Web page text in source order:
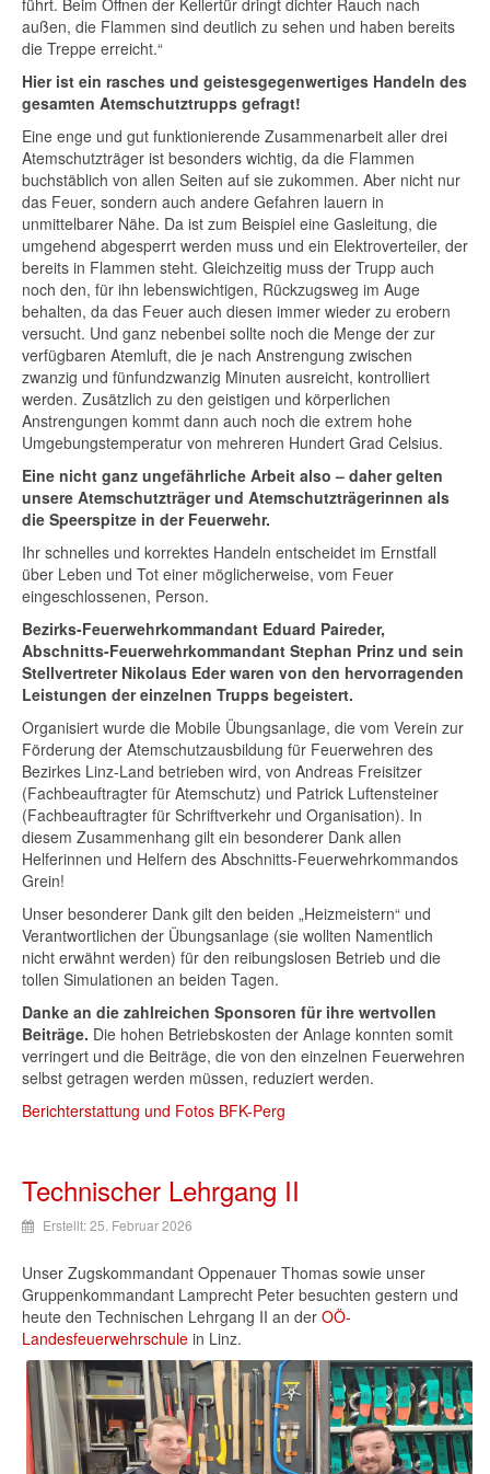
führt. Beim Öffnen der Kellertür dringt dichter Rauch nach
außen, die Flammen sind deutlich zu sehen und haben bereits
die Treppe erreicht.“
Hier ist ein rasches und geistesgegenwertiges Handeln des
gesamten Atemschutztrupps gefragt!
Eine enge und gut funktionierende Zusammenarbeit aller drei
Atemschutzträger ist besonders wichtig, da die Flammen
buchstäblich von allen Seiten auf sie zukommen. Aber nicht nur
das Feuer, sondern auch andere Gefahren lauern in
unmittelbarer Nähe. Da ist zum Beispiel eine Gasleitung, die
umgehend abgesperrt werden muss und ein Elektroverteiler, der
bereits in Flammen steht. Gleichzeitig muss der Trupp auch
noch den, für ihn lebenswichtigen, Rückzugsweg im Auge
behalten, da das Feuer auch diesen immer wieder zu erobern
versucht. Und ganz nebenbei sollte noch die Menge der zur
verfügbaren Atemluft, die je nach Anstrengung zwischen
zwanzig und fünfundzwanzig Minuten ausreicht, kontrolliert
werden. Zusätzlich zu den geistigen und körperlichen
Anstrengungen kommt dann auch noch die extrem hohe
Umgebungstemperatur von mehreren Hundert Grad Celsius.
Eine nicht ganz ungefährliche Arbeit also – daher gelten
unsere Atemschutzträger und Atemschutzträgerinnen als
die Speerspitze in der Feuerwehr.
Ihr schnelles und korrektes Handeln entscheidet im Ernstfall
über Leben und Tot einer möglicherweise, vom Feuer
eingeschlossenen, Person.
Bezirks-Feuerwehrkommandant Eduard Paireder,
Abschnitts-Feuerwehrkommandant Stephan Prinz und sein
Stellvertreter Nikolaus Eder waren von den hervorragenden
Leistungen der einzelnen Trupps begeistert.
Organisiert wurde die Mobile Übungsanlage, die vom Verein zur
Förderung der Atemschutzausbildung für Feuerwehren des
Bezirkes Linz-Land betrieben wird, von Andreas Freisitzer
(Fachbeauftragter für Atemschutz) und Patrick Luftensteiner
(Fachbeauftragter für Schriftverkehr und Organisation). In
diesem Zusammenhang gilt ein besonderer Dank allen
Helferinnen und Helfern des Abschnitts-Feuerwehrkommandos
Grein!
Unser besonderer Dank gilt den beiden „Heizmeistern“ und
Verantwortlichen der Übungsanlage (sie wollten Namentlich
nicht erwähnt werden) für den reibungslosen Betrieb und die
tollen Simulationen an beiden Tagen.
Danke an die zahlreichen Sponsoren für ihre wertvollen
Beiträge. Die hohen Betriebskosten der Anlage konnten somit
verringert und die Beiträge, die von den einzelnen Feuerwehren
selbst getragen werden müssen, reduziert werden.
Berichterstattung und Fotos BFK-Perg
Technischer Lehrgang II
Erstellt: 25. Februar 2026
Unser Zugskommandant Oppenauer Thomas sowie unser
Gruppenkommandant Lamprecht Peter besuchten gestern und
heute den Technischen Lehrgang II an der OÖ-
Landesfeuerwehrschule in Linz.